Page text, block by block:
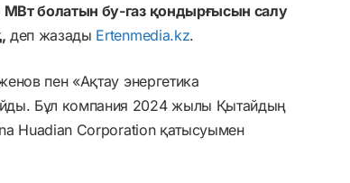
МВт болатын бу-газ қондырғысын салу
деп жазады Ertenmedia.kz.
пен «Ақтау энергетика
Бұл компания 2024 жылы Қытайдың
Huadian Corporation қатысуымен